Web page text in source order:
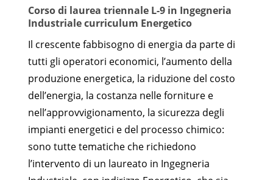
Corso di laurea triennale L-9 in Ingegneria
Industriale curriculum Energetico
Il crescente fabbisogno di energia da parte di
tutti gli operatori economici, l’aumento della
produzione energetica, la riduzione del costo
dell’energia, la costanza nelle forniture e
nell’approvvigionamento, la sicurezza degli
impianti energetici e del processo chimico:
sono tutte tematiche che richiedono
l’intervento di un laureato in Ingegneria